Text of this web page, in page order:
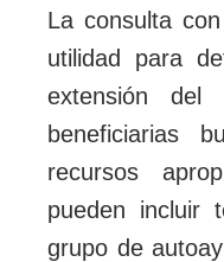
La consulta
utilidad para
extensión del
beneficiarias
recursos
pueden incluir
grupo de